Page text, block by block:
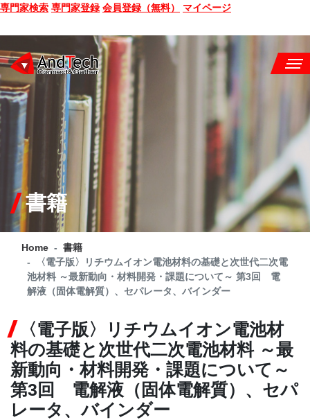
専門家検索 専門家登録 会員登録（無料） マイページ
SEMINAR
BOOK
CONSULTING
SERVICE
COMPANY
Q&A
SITE MAP
CONTACT
書籍
Home
書籍
〈電子版〉リチウムイオン電池材料の基礎と次世代二次電
池材料 ～最新動向・材料開発・課題について～ 第3回 電
解液（固体電解質）、セパレータ、バインダー
〈電子版〉リチウムイオン電池材
料の基礎と次世代二次電池材料 ～最
新動向・材料開発・課題について～
第3回 電解液（固体電解質）、セパ
レータ、バインダー